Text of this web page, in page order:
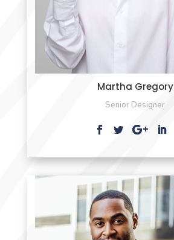
Martha Gregory
Senior Designer